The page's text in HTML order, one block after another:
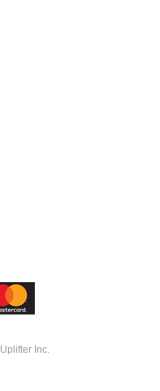
Uplifter Inc.